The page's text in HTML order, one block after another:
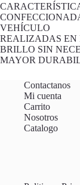
VEHÍCULO
REALIZADAS EN
BRILLO SIN
MAYOR
Contactanos
Mi cuenta
Carrito
Nosotros
Catalogo